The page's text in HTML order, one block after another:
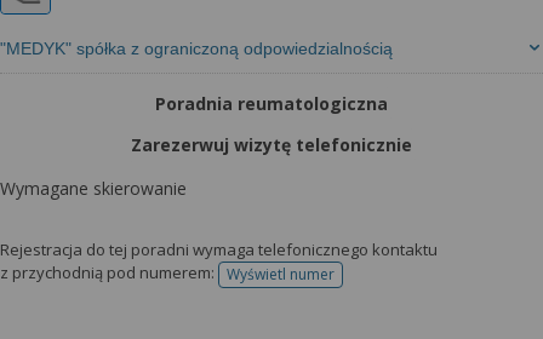
"MEDYK" spółka z ograniczoną odpowiedzialnością
Poradnia reumatologiczna
Zarezerwuj wizytę telefonicznie
Wymagane skierowanie
Rejestracja do tej poradni wymaga telefonicznego kontaktu
z przychodnią pod numerem:
Wyświetl numertelefonu do rejestracji